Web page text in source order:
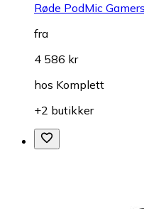
Røde PodMic
fra
4 586 kr
hos Komplett
+2 butikker